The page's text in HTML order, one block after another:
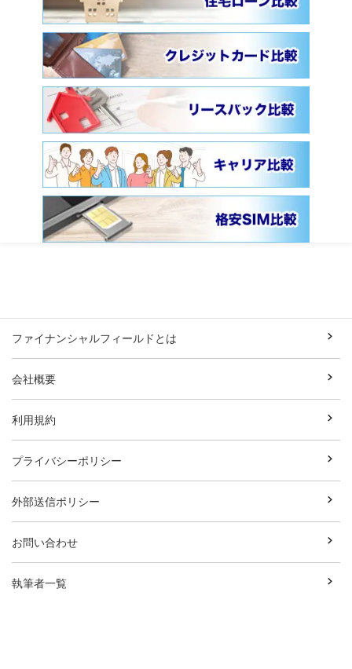
ファイナンシャルフィールドとは
会社概要
利用規約
プライバシーポリシー
外部送信ポリシー
お問い合わせ
執筆者一覧